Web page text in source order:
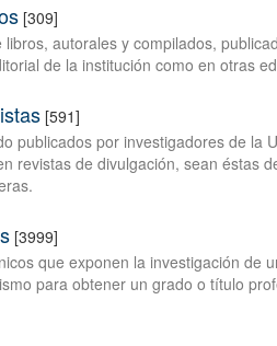
[309]
autorales y compilados,
de la institución como en otras
[591]
publicados por investigadores de la
revistas de divulgación, sean éstas
[3999]
que exponen la investigación de
para obtener un grado o título